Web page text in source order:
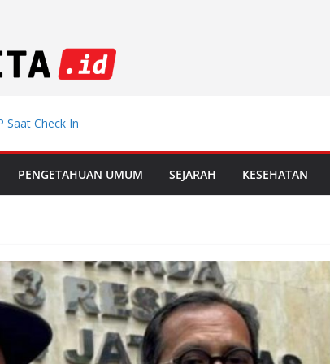
Saat Check In
Mutasi
PENGETAHUAN UMUM SEJARAH KESEHATAN